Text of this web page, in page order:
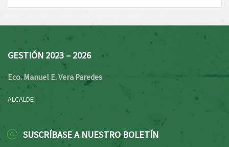
GESTIÓN 2023 – 2026
Eco. Manuel E. Vera Paredes
ALCALDE
SUSCRÍBASE A NUESTRO BOLETÍN